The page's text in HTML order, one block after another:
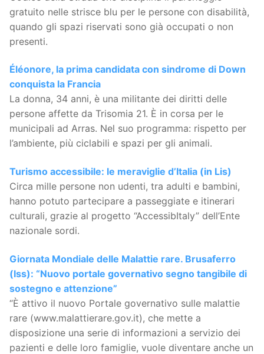
gratuito nelle strisce blu per le persone con disabilità,
quando gli spazi riservati sono già occupati o non
presenti.
Éléonore, la prima candidata con sindrome di Down
conquista la Francia
La donna, 34 anni, è una militante dei diritti delle
persone affette da Trisomia 21. È in corsa per le
municipali ad Arras. Nel suo programma: rispetto per
l’ambiente, più ciclabili e spazi per gli animali.
Turismo accessibile: le meraviglie d’Italia (in Lis)
Circa mille persone non udenti, tra adulti e bambini,
hanno potuto partecipare a passeggiate e itinerari
culturali, grazie al progetto “AccessibItaly” dell’Ente
nazionale sordi.
Giornata Mondiale delle Malattie rare. Brusaferro
(Iss): “Nuovo portale governativo segno tangibile di
sostegno e attenzione”
“È attivo il nuovo Portale governativo sulle malattie
rare (www.malattierare.gov.it), che mette a
disposizione una serie di informazioni a servizio dei
pazienti e delle loro famiglie, vuole diventare anche un